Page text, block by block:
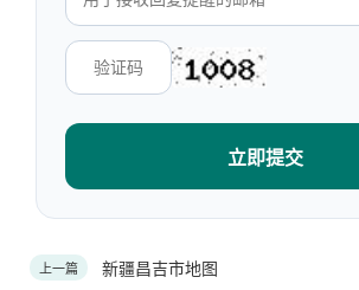
立即提交
上一篇 新疆昌吉市地图